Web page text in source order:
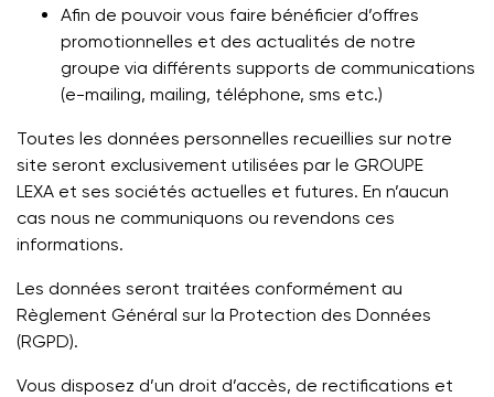
Afin de pouvoir vous faire bénéficier d’offres
promotionnelles et des actualités de notre
groupe via différents supports de communications
(e-mailing, mailing, téléphone, sms etc.)
Toutes les données personnelles recueillies sur notre
site seront exclusivement utilisées par le GROUPE
LEXA et ses sociétés actuelles et futures. En n’aucun
cas nous ne communiquons ou revendons ces
informations.
Les données seront traitées conformément au
Règlement Général sur la Protection des Données
(RGPD).
Vous disposez d’un droit d’accès, de rectifications et